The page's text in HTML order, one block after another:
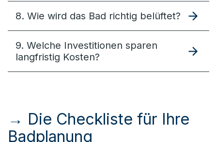
8. Wie wird das Bad richtig belüftet?
9. Welche Investitionen sparen
langfristig Kosten?
→ Die Checkliste für Ihre
Badplanung